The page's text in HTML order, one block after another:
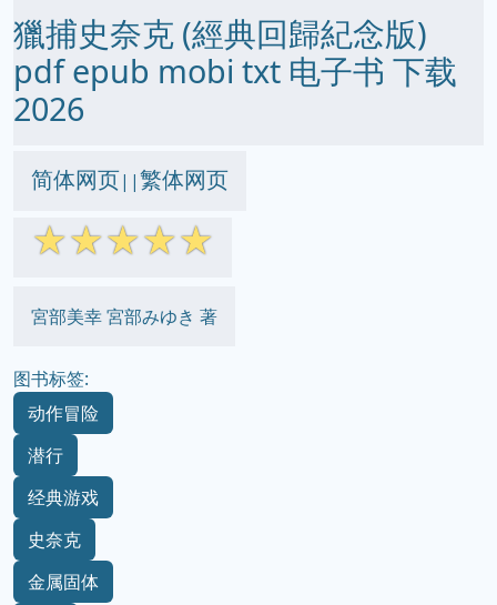
獵捕史奈克 (經典回歸紀念版)
pdf epub mobi txt 电子书 下载
2026
简体网页||繁体网页
☆☆☆☆☆
宮部美幸 宮部みゆき 著
图书标签:
动作冒险
潜行
经典游戏
史奈克
金属固体